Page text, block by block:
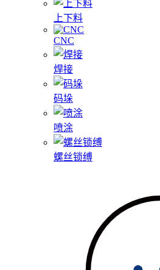
上下料
CNC
焊接
码垛
喷涂
螺丝锁缚